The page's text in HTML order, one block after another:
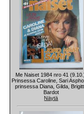
Me Naiset 1984 nro 41
Prinsessa Caroline, Sari
prinsessa Diana, Gilda,
Bardot
Näytä